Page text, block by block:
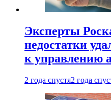
Эксперты
недостатки
к управлению
2 года спустя2 года